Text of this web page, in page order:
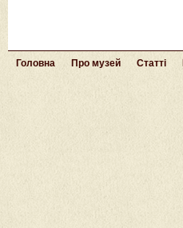
Головна Про музей Статті